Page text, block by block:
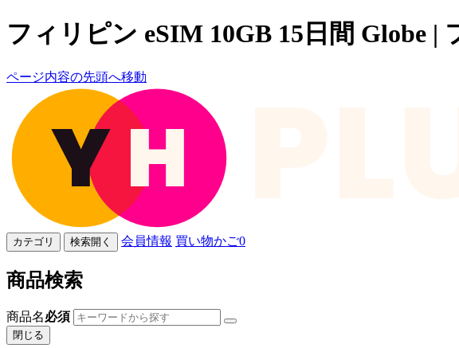
フィリピン eSIM 10GB 15日間 Globe |
ページ内容の先頭へ移動
カテゴリ 検索開く 会員情報 買い物かご0
商品検索
商品名必須
閉じる